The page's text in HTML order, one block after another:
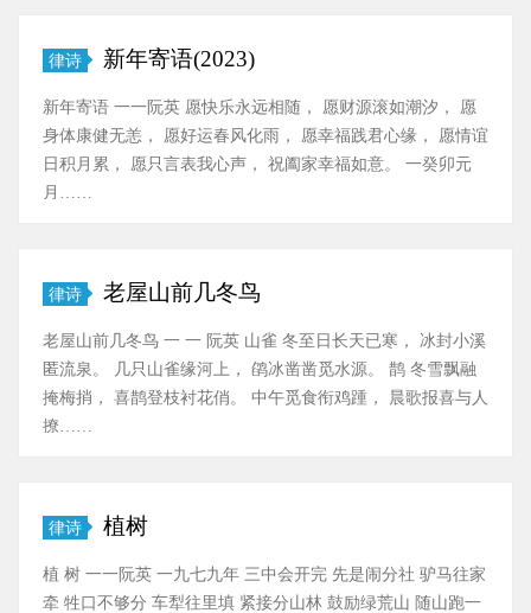
律诗 新年寄语(2023)
新年寄语 一一阮英 愿快乐永远相随， 愿财源滚如潮汐， 愿
身体康健无恙， 愿好运春风化雨， 愿幸福践君心缘， 愿情谊
日积月累， 愿只言表我心声， 祝阖家幸福如意。 一癸卯元
月……
律诗 老屋山前几冬鸟
老屋山前几冬鸟 一 一 阮英 山雀 冬至日长天已寒， 冰封小溪
匿流泉。 几只山雀缘河上， 鹐冰凿凿觅水源。 鹊 冬雪飘融
掩梅捎， 喜鹊登枝衬花俏。 中午觅食衔鸡踵， 晨歌报喜与人
撩……
律诗 植树
植 树 一一阮英 一九七九年 三中会开完 先是闹分社 驴马往家
牵 牲口不够分 车犁往里填 紧接分山林 鼓励绿荒山 随山跑一